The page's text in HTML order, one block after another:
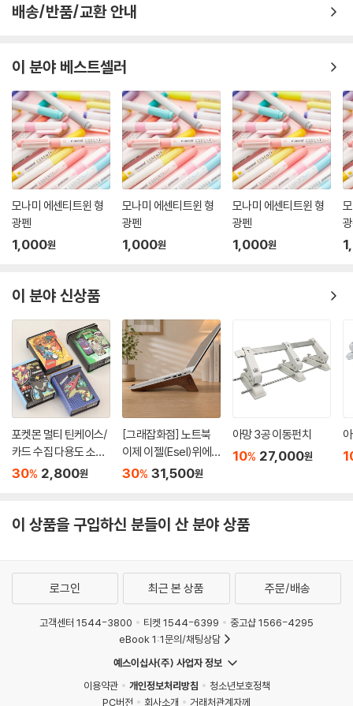
배송/반품/교환 안내
이 분야 베스트셀러
모나미 에센티트윈 형
광펜
1,000원
모나미 에센티트윈 형
광펜
1,000원
모나미 에센티트윈 형
광펜
1,000원
이 분야 신상품
포켓몬 멀티 틴케이스/
카드 수집 다용도 소품
보관함
30% 2,800원
[그래잡화점] 노트북
이제 이젤(Esel)위에
올리세요.프리미엄 원
30% 31,500원
아망 3공 이동펀치
10% 27,000원
이 상품을 구입하신 분들이 산 분야 상품
로그인 최근 본 상품 주문/배송
고객센터 1544-3800 티켓 1544-6399
중고샵 1566-4295
eBook 1:1문의/채팅상담
예스이십사(주) 사업자 정보
이용약관
개인정보처리방침
청소년보호정책
PC버전
회사소개 거래처관계자께